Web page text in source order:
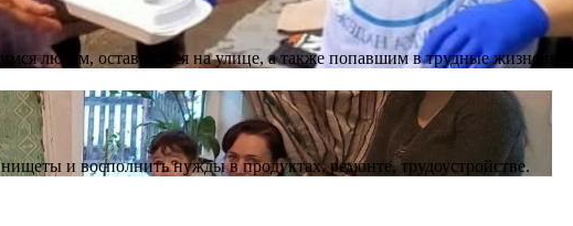
людям, оставшимся на улице, а также попавшим в трудные жизненные
и восполнить нужды в продуктах, ремонте, трудоустройстве.